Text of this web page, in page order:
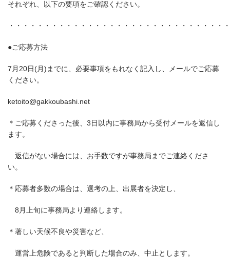
それぞれ、以下の要項をご確認ください。
・・・・・・・・・・・・・・・・・・・・・・・・・・・・・・
●ご応募方法
7月20日(月)までに、必要事項をもれなく記入し、メールでご応募
ください。
ketoito@gakkoubashi.net
＊ご応募くださった後、3日以内に事務局から受付メールを返信し
ます。
返信がない場合には、お手数ですが事務局までご連絡くださ
い。
＊応募者多数の場合は、選考の上、出展者を決定し、
8月上旬に事務局より連絡します。
＊著しい天候不良や災害など、
運営上危険であると判断した場合のみ、中止とします。